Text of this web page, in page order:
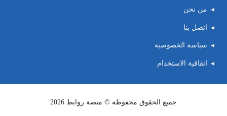
من نحن
اتصل بنا
سياسة الخصوصية
اتفاقية الاستخدام
جميع الحقوق محفوظة © منصة روابط 2026